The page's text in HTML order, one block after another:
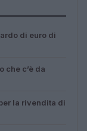
di euro di
che c’è da
la rivendita di